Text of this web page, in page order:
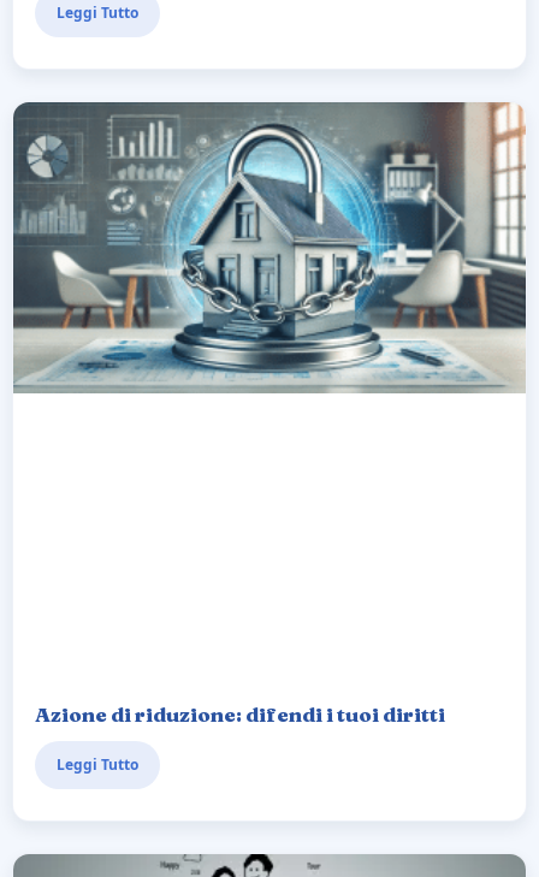
Leggi Tutto
Azione di riduzione: difendi i tuoi diritti
Leggi Tutto